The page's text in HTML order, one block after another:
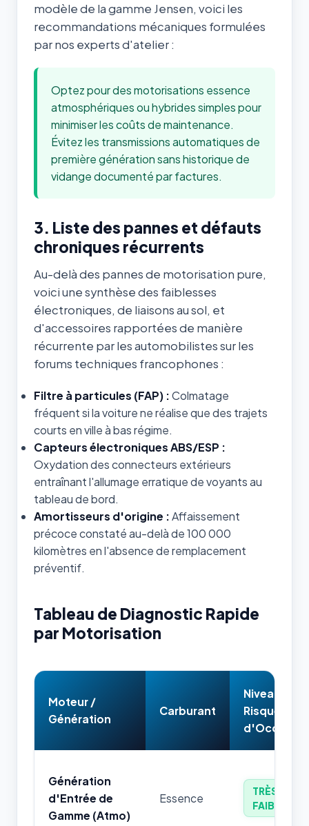
modèle de la gamme Jensen, voici les
recommandations mécaniques formulées
par nos experts d'atelier :
Optez pour des motorisations essence
atmosphériques ou hybrides simples pour
minimiser les coûts de maintenance.
Évitez les transmissions automatiques de
première génération sans historique de
vidange documenté par factures.
3. Liste des pannes et défauts
chroniques récurrents
Au-delà des pannes de motorisation pure,
voici une synthèse des faiblesses
électroniques, de liaisons au sol, et
d'accessoires rapportées de manière
récurrente par les automobilistes sur les
forums techniques francophones :
Filtre à particules (FAP) :Colmatage
fréquent si la voiture ne réalise que des trajets
courts en ville à bas régime.
Capteurs électroniques ABS/ESP :
Oxydation des connecteurs extérieurs
entraînant l'allumage erratique de voyants au
tableau de bord.
Amortisseurs d'origine :Affaissement
précoce constaté au-delà de 100 000
kilomètres en l'absence de remplacement
préventif.
Tableau de Diagnostic Rapide
par Motorisation
Moteur /
Génération
Carburant
Niveau de
Risque
d'Occasion
Génération
d'Entrée de
Gamme (Atmo)
Essence
TRÈS
FAIBLE